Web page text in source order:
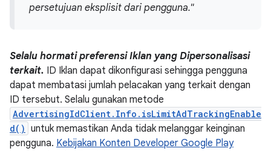
persetujuan eksplisit dari pengguna."
Selalu hormati preferensi Iklan yang Dipersonalisasi
terkait. ID Iklan dapat dikonfigurasi sehingga pengguna
dapat membatasi jumlah pelacakan yang terkait dengan
ID tersebut. Selalu gunakan metode
AdvertisingIdClient.Info.isLimitAdTrackingEnable
d() untuk memastikan Anda tidak melanggar keinginan
pengguna. Kebijakan Konten Developer Google Play